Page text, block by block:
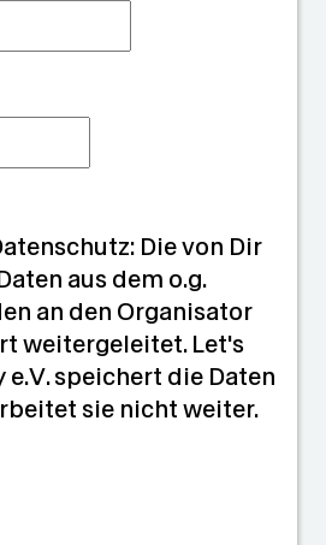
Die von Dir
aus dem o.g.
an den Organisator
weitergeleitet. Let's
e.V. speichert die Daten
sie nicht weiter.